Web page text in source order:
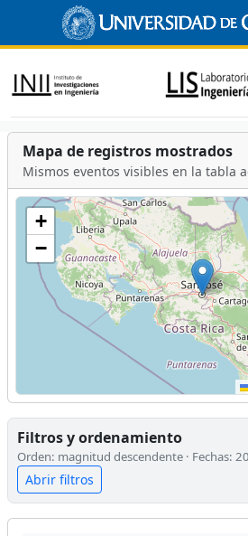
Mapa de registros mostrados
Mismos eventos visibles en la tabla
+
−
Filtros y ordenamiento
Orden: magnitud descendente · Fechas:
Abrir filtros